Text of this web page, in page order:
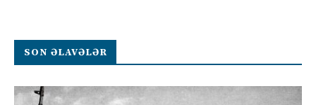
SON ƏLAVƏLƏR